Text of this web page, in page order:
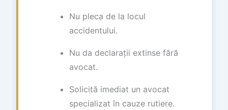
Nu pleca de la locul
accidentului.
Nu da declarații extinse fără
avocat.
Solicită imediat un avocat
specializat în cauze rutiere.